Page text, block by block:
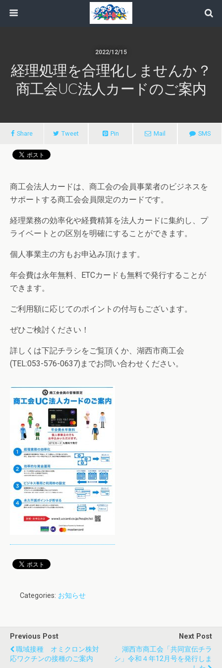
2022/12/15
経理処理を合理化しませんか？
商工会UC法人カードのご案内
Share Tweet Pin Mail SMS
商工会法人カードは、商工会の会員事業者のビジネスを
サポートする商工会会員限定のカードです。
経理業務の効率化や経費精算を法人カードに集約し、プ
ライベートとの区別を明確にすることができます。
個人事業主の方もお申込み頂けます。
年会費は永年無料、ETCカードも無料で発行することが
できます。
ご利用額に応じてのポイントの付与もございます。
ぜひご検討ください！
詳しくは下記チラシをご覧頂くか、湖西市商工会
(TEL:053-576-0637)までお問い合わせください。
Categories: お知らせ
Previous Post
職域接種 オミクロン株対
応ワクチンの接種のご案内
Next Post
湖西市商工会「共同宣伝チラ
シ」令和４年12月号を発行しま